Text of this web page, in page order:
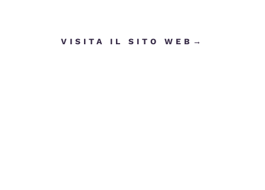
VISITA IL SITO WEB→